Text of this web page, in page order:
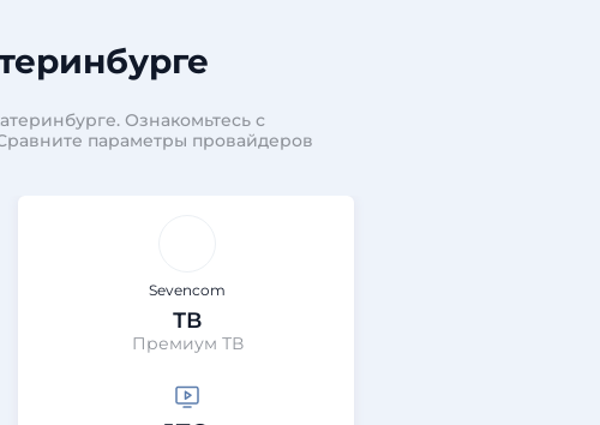
Ознакомьтесь с
параметры провайдеров
Sevencom
ТВ
Премиум ТВ